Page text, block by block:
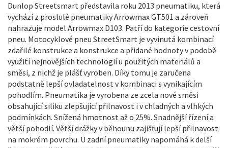
Dunlop Streetsmart představila roku 2013 pneumatiku, která
vychází z proslulé pneumatiky Arrowmax GT501 a zároveň
nahrazuje model Arrowmax D103. Patří do kategorie cestovní
pneu. Motocyklové pneu StreetSmart je vyvinutá kombinací
zdařilé konstrukce a konstrukce a přidané hodnoty v podobě
využití nejnovějších technologií u použitých materiálů a
směsi, z nichž je plášť vyroben. Díky tomu je zaručena
podstatně lepší ovladatelnost v kombinaci s vynikajícím
pohodlím. Pneumatika je vyrobena ze zcela nové směsi
obsahující siliku zlepšující přilnavost i v chladných a vlhkých
podmínkách. Snížená hmotnost až o 25%. Snadnější řízení a
větší pohodlí. Větší drážky v běhounu zajišťují lepší přilnavost
na mokrém povrchu. U zadní pneumatiky napomáhá k delší